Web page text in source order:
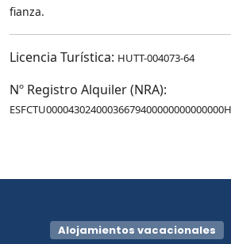
fianza.
Licencia Turística: HUTT-004073-64
Nº Registro Alquiler (NRA):
Alojamientos vacacionales